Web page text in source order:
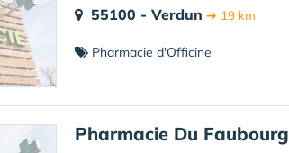
55100 - Verdun ➔ 19 km
Pharmacie d'Officine
Pharmacie Du Faubourg